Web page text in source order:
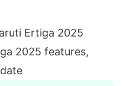
Ertiga 2025
2025 features,